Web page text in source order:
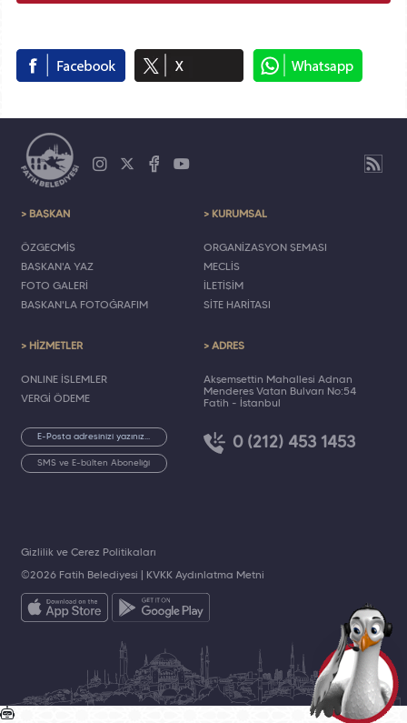
> BAŞKAN
ÖZGEÇMİŞ
BAŞKAN'A YAZ
FOTO GALERİ
BAŞKAN'LA FOTOĞRAFIM
> KURUMSAL
ORGANİZASYON ŞEMASI
MECLİS
İLETİŞİM
SİTE HARİTASI
> HİZMETLER
ONLINE İŞLEMLER
VERGİ ÖDEME
SMS ve E-bülten Aboneliği
> ADRES
Akşemsettin Mahallesi Adnan
Menderes Vatan Bulvarı No:54
Fatih - İstanbul
0 (212) 453 1453
©2026 Fatih Belediyesi | KVKK Aydınlatma Metni
Gizlilik ve Çerez Politikaları